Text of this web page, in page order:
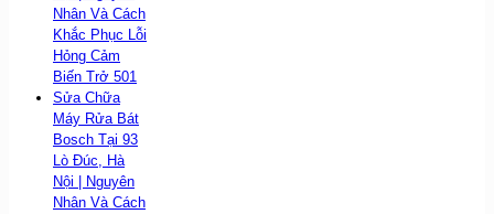
Nhân Và Cách
Khắc Phục Lỗi
Hỏng Cảm
Biến Trở 501
Sửa Chữa
Máy Rửa Bát
Bosch Tại 93
Lò Đúc, Hà
Nội | Nguyên
Nhân Và Cách